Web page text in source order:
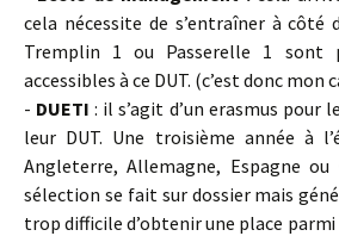
cela nécessite de s’entraîner à côté
Tremplin 1 ou Passerelle 1 sont
accessibles à ce DUT. (c’est donc mon
- DUETI : il s’agit d’un erasmus pour
leur DUT. Une troisième année à
Angleterre, Allemagne, Espagne ou
sélection se fait sur dossier mais
trop difficile d’obtenir une place